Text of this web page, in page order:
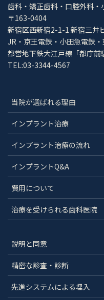
歯科・矯正歯科・口腔外科・
〒163-0404
新宿区西新宿2-1-1 新宿三井
JR・京王電鉄・小田急電鉄
都営地下鉄大江戸線「都庁前
TEL:03-3344-4567
当院が選ばれる理由
インプラント治療
インプラント治療の流れ
インプラントQ&A
費用について
治療を受けられる歯科医院
説明と同意
精密な診査・診断
先進システムによる埋入